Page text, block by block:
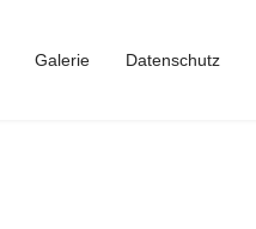
Galerie Datenschutz